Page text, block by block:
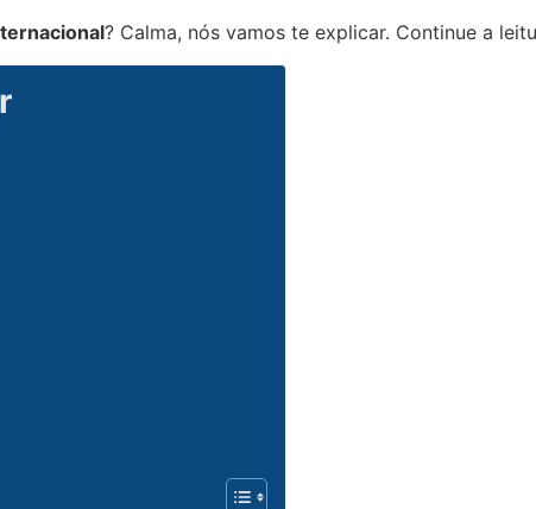
? Calma, nós vamos te explicar. Continue a